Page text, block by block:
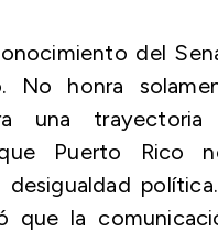
del
No honra
una
Puerto Rico
desigualdad
que la